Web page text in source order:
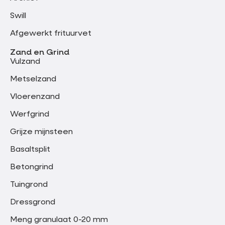
Swill
Afgewerkt frituurvet
Zand en Grind
Vulzand
Metselzand
Vloerenzand
Werfgrind
Grijze mijnsteen
Basaltsplit
Betongrind
Tuingrond
Dressgrond
Meng granulaat 0-20 mm